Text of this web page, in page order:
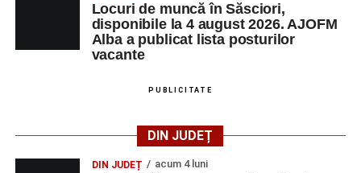
Locuri de muncă în Săsciori,
disponibile la 4 august 2026. AJOFM
Alba a publicat lista posturilor
vacante
PUBLICITATE
DIN JUDEȚ
DIN JUDEȚ acum 4 luni